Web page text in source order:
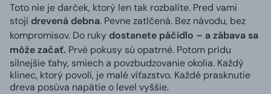
Toto nie je darček, ktorý len tak rozbalíte. Pred vami
stojí drevená debna. Pevne zatlčená. Bez návodu, bez
kompromisov. Do ruky dostanete páčidlo – a zábava sa
môže začať. Prvé pokusy sú opatrné. Potom prídu
silnejšie ťahy, smiech a povzbudzovanie okolia. Každý
klinec, ktorý povolí, je malé víťazstvo. Každé prasknutie
dreva posúva napätie o level vyššie.